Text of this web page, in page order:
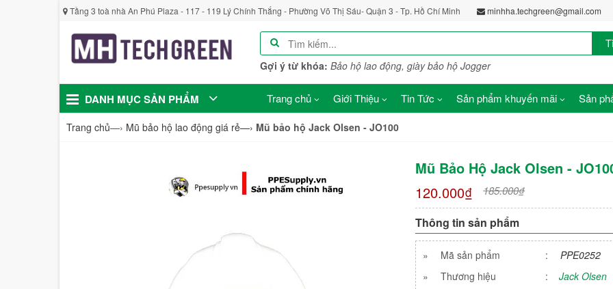
Tầng 3 toà nhà An Phú Plaza - 117 - 119 Lý Chính Thắng - Phường Võ Thị Sáu- Quận 3 - Tp. Hồ Chí Minh minhha.techgreen@gmail.com
Gợi ý từ khóa: Bảo hộ lao động, giày bảo hộ Jogger
DANH MỤC SẢN PHẨM Trang chủ Giới Thiệu Tin Tức Sản phẩm khuyến mãi Sản
Trang chủ—› Mũ bảo hộ lao động giá rẻ—› Mũ bảo hộ Jack Olsen - JO100
Mũ Bảo Hộ Jack Olsen -
120.000₫
185.000₫
Thông tin sản phẩm
» Mã sản phẩm :
PPE0252
»
Thương hiệu :
Jack Olsen